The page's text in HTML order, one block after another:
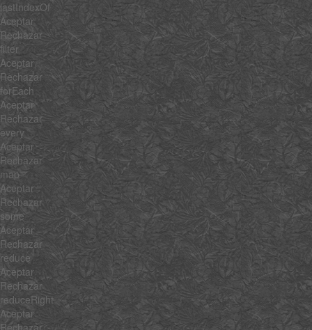
lastIndexOf
Aceptar
Rechazar
filter
Aceptar
Rechazar
forEach
Aceptar
Rechazar
every
Aceptar
Rechazar
map
Aceptar
Rechazar
some
Aceptar
Rechazar
reduce
Aceptar
Rechazar
reduceRight
Aceptar